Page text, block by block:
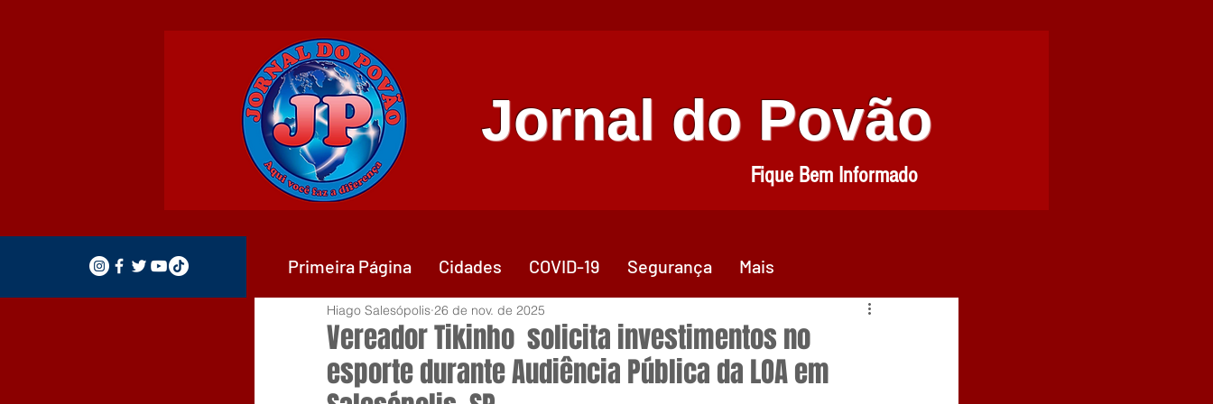
Jornal do Povão
Fique Bem Informado
Vereador Tikinho solicita investimentos no
esporte durante Audiência Pública da LOA em
Hiago Salesópolis 26 de nov. de 2025
Primeira Página Cidades COVID-19 Segurança Mais